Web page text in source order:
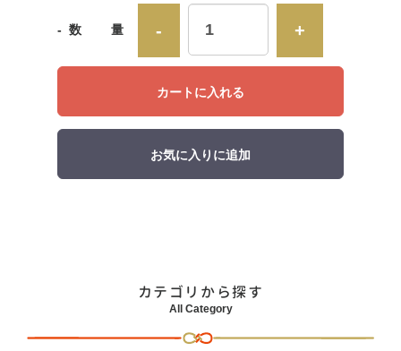
価
- 数 量 - +
カートに入れる
お気に入りに追加
カテゴリから探す
All Category